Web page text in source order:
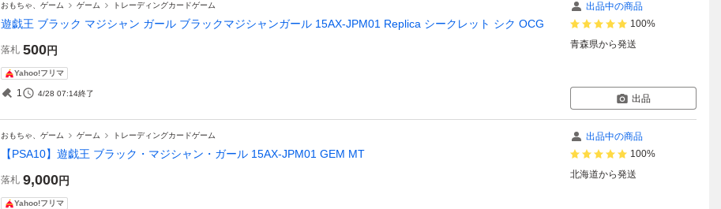
おもちゃ、ゲーム ゲーム トレーディングカードゲーム
遊戯王 ブラック マジシャン ガール ブラックマジシャンガール 15AX-JPM01 Replica シークレット シク OCG
落札 500円
Yahoo!フリマ
1 4/28 07:14終了
出品中の商品
100%
青森県から発送
出品
おもちゃ、ゲーム ゲーム トレーディングカードゲーム
【PSA10】遊戯王 ブラック・マジシャン・ガール 15AX-JPM01 GEM MT
落札 9,000円
Yahoo!フリマ
出品中の商品
100%
北海道から発送